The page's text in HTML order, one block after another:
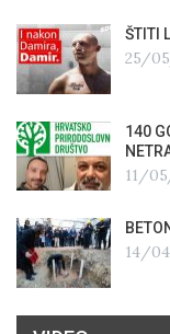
ŠTITI
25/
140
11/
14/